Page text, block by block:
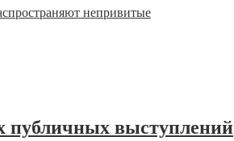
непривитые
публичных выступлений